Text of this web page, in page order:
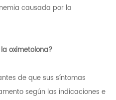
causada por la
oximetolona?
de que sus síntomas
según las indicaciones e